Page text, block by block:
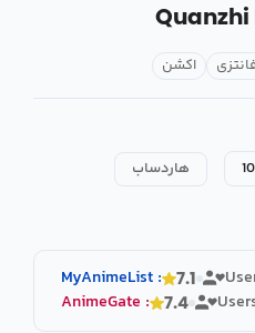
Quanzhi
فانتزی اکشن
هاردساب
MyAnimeList : 7.1
AnimeGate : 7.4